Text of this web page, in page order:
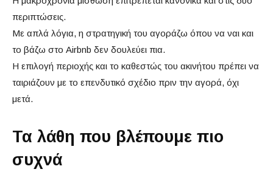
περιπτώσεις.
Με απλά λόγια, η στρατηγική του αγοράζω όπου να ναι και
το βάζω στο Airbnb δεν δουλεύει πια.
Η επιλογή περιοχής και το καθεστώς του ακινήτου πρέπει να
ταιριάζουν με το επενδυτικό σχέδιο πριν την αγορά, όχι
μετά.
Τα λάθη που βλέπουμε πιο
συχνά